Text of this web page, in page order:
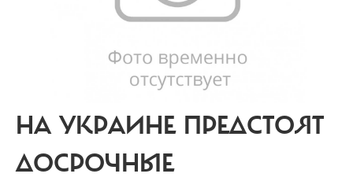
НА УКРАИНЕ ПРЕДСТОЯТ
ДОСРОЧНЫЕ